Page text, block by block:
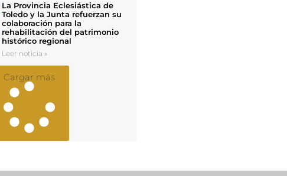
La Provincia Eclesiástica de
Toledo y la Junta refuerzan su
colaboración para la
rehabilitación del patrimonio
histórico regional
Leer noticia »
Cargar más